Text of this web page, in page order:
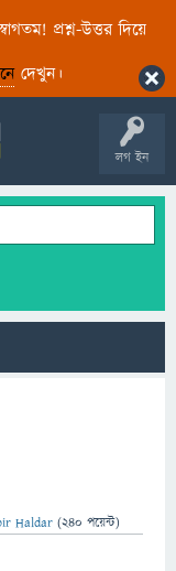
প্রশ্ন-উত্তর দিয়ে
দেখুন।
লগ ইন
Haldar (240 পয়েন্ট)